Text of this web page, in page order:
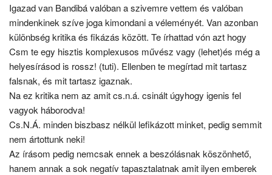
Igazad van Bandibá valóban a szivemre vettem és valóban
mindenkinek szíve joga kimondani a véleményét. Van azonban
különbség kritika és fikázás között. Te írhattad vón azt hogy
Csm te egy hisztis komplexusos művész vagy (lehet)és még a
helyesírásod is rossz! (tuti). Ellenben te megírtad mit tartasz
falsnak, és mit tartasz igaznak.
Na ez kritika nem az amit cs.n.á. csinált úgyhogy igenis fel
vagyok háborodva!
Cs.N.Á. minden biszbasz nélkül lefikázott minket, pedig semmit
nem ártottunk neki!
Az írásom pedig nemcsak ennek a beszólásnak köszönhető,
hanem annak a sok negatív tapasztalatnak amit ilyen emberek